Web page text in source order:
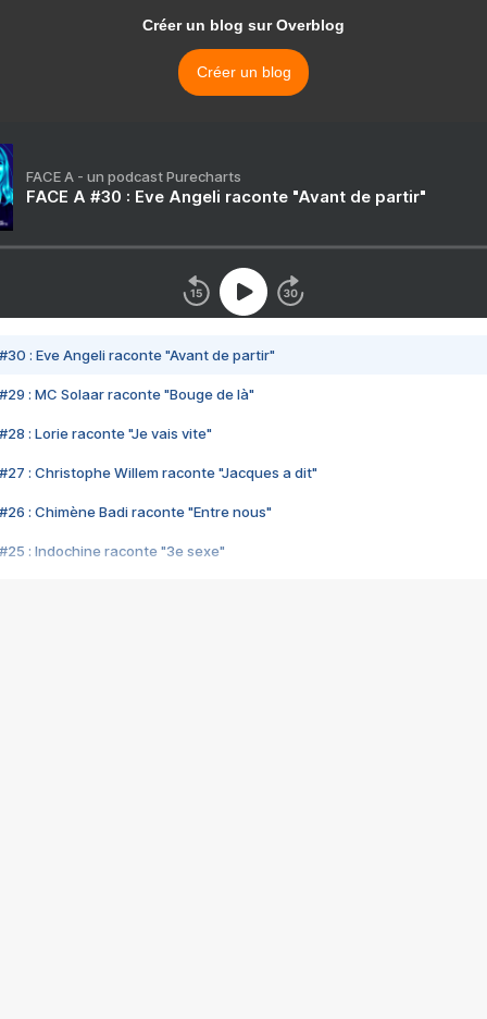
Créer un blog sur Overblog
Créer un blog
FACE A - un podcast Purecharts
FACE A #30 : Eve Angeli raconte "Avant de partir"
#30 : Eve Angeli raconte "Avant de partir"
#29 : MC Solaar raconte "Bouge de là"
#28 : Lorie raconte "Je vais vite"
#27 : Christophe Willem raconte "Jacques a dit"
#26 : Chimène Badi raconte "Entre nous"
#25 : Indochine raconte "3e sexe"